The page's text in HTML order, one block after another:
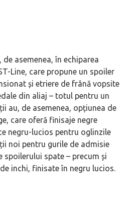
asemenea, în echiparea
Line, care propune un spoiler
și etriere de frână vopsite
din aliaj – totul pentru un
au, de asemenea, opțiunea de
care oferă finisaje negre
negru-lucios pentru oglinzile
noi pentru gurile de admisie
spoilerului spate – precum și
inchi, finisate în negru lucios.